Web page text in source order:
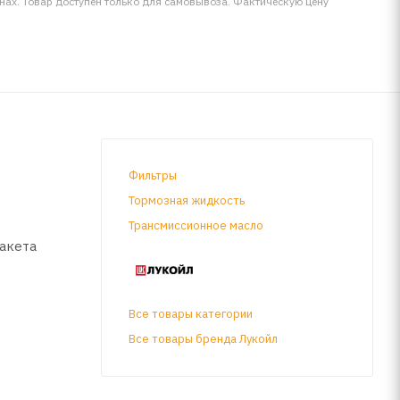
Фильтры
Тормозная жидкость
Трансмиссионное масло
Все товары категории
Все товары бренда Лукойл